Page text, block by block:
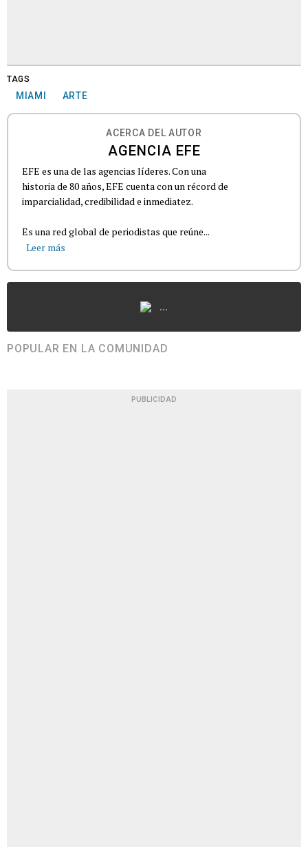
TAGS
MIAMI ARTE
ACERCA DEL AUTOR
AGENCIA EFE
EFE es una de las agencias líderes. Con una
historia de 80 años, EFE cuenta con un récord de
imparcialidad, credibilidad e inmediatez.
Es una red global de periodistas que reúne...
Leer más
...
POPULAR EN LA COMUNIDAD
PUBLICIDAD